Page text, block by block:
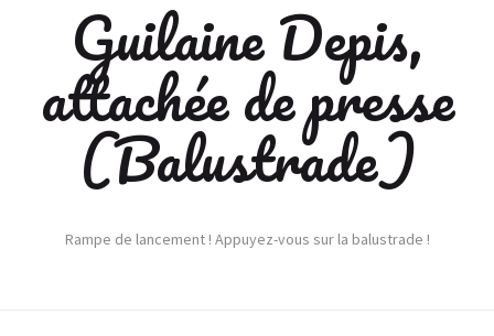
Guilaine Depis,
attachée de presse
(Balustrade)
Rampe de lancement ! Appuyez-vous sur la balustrade !